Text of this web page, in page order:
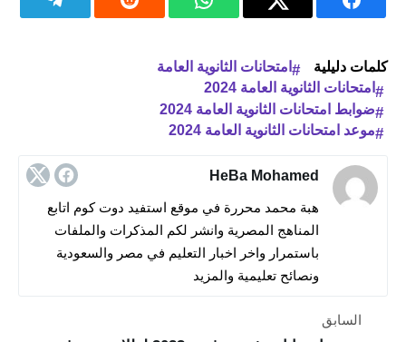
كلمات دليلية
امتحانات الثانوية العامة
امتحانات الثانوية العامة 2024
ضوابط امتحانات الثانوية العامة 2024
موعد امتحانات الثانوية العامة 2024
HeBa Mohamed
هبة محمد محررة في موقع استفيد دوت كوم اتابع
المناهج المصرية وانشر لكم المذكرات والملفات
باستمرار واخر اخبار التعليم في مصر والسعودية
ونصائح تعليمية والمزيد
السابق